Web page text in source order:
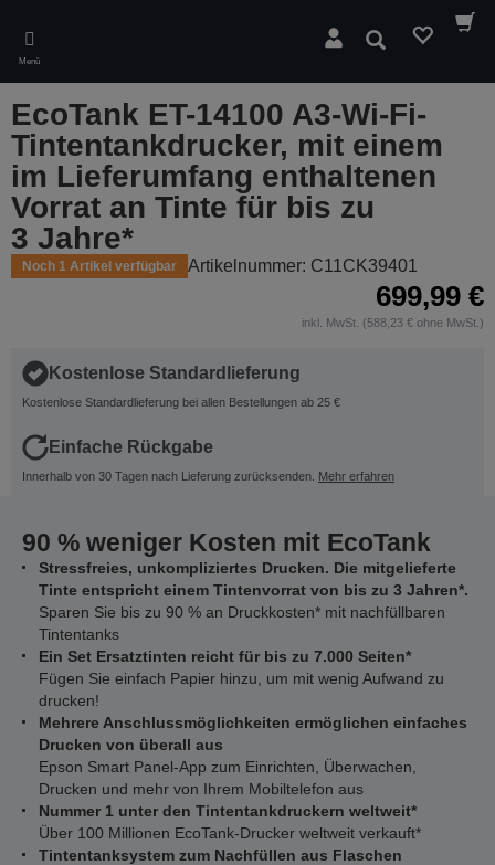
main
content
Menü
Suchen
EcoTank ET-14100 A3-Wi-Fi-
Tintentankdrucker, mit einem
im Lieferumfang enthaltenen
Vorrat an Tinte für bis zu
3 Jahre*
Noch 1 Artikel verfügbar Artikelnummer: C11CK39401
699,99 €
inkl. MwSt. (588,23 € ohne MwSt.)
Kostenlose Standardlieferung
Kostenlose Standardlieferung bei allen Bestellungen ab 25 €
Einfache Rückgabe
Innerhalb von 30 Tagen nach Lieferung zurücksenden. Mehr erfahren
90 % weniger Kosten mit EcoTank
Stressfreies, unkompliziertes Drucken. Die mitgelieferte
Tinte entspricht einem Tintenvorrat von bis zu 3 Jahren*.
Sparen Sie bis zu 90 % an Druckkosten* mit nachfüllbaren
Tintentanks
Ein Set Ersatztinten reicht für bis zu 7.000 Seiten*
Fügen Sie einfach Papier hinzu, um mit wenig Aufwand zu
drucken!
Mehrere Anschlussmöglichkeiten ermöglichen einfaches
Drucken von überall aus
Epson Smart Panel-App zum Einrichten, Überwachen,
Drucken und mehr von Ihrem Mobiltelefon aus
Nummer 1 unter den Tintentankdruckern weltweit*
Über 100 Millionen EcoTank-Drucker weltweit verkauft*
Tintentanksystem zum Nachfüllen aus Flaschen